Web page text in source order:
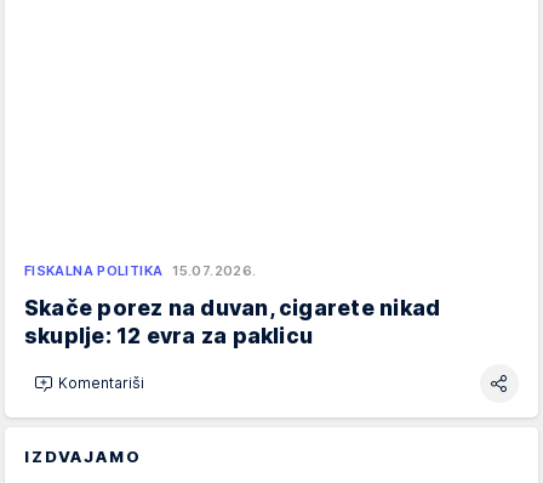
FISKALNA POLITIKA 15.07.2026.
Skače porez na duvan, cigarete nikad
skuplje: 12 evra za paklicu
Komentariši
IZDVAJAMO